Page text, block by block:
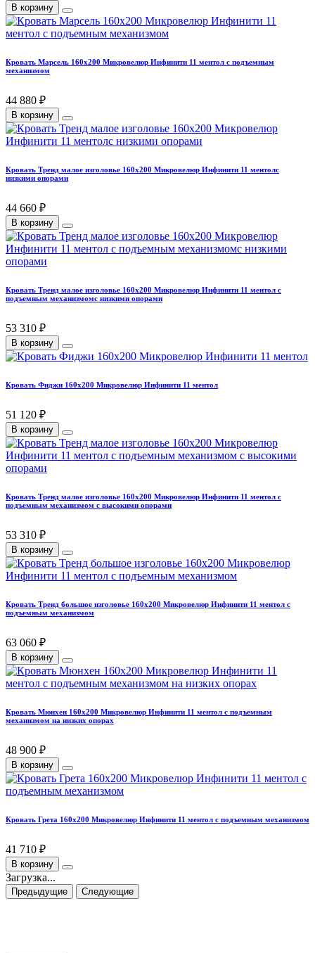
В корзину
Кровать Марсель 160х200 Микровелюр Инфинити 11 ментол с подъемным
механизмом
44 880 ₽
В корзину
Кровать Тренд малое изголовье 160х200 Микровелюр Инфинити 11 ментолс
низкими опорами
44 660 ₽
В корзину
Кровать Тренд малое изголовье 160х200 Микровелюр Инфинити 11 ментол с
подъемным механизмомс низкими опорами
53 310 ₽
В корзину
Кровать Фиджи 160х200 Микровелюр Инфинити 11 ментол
51 120 ₽
В корзину
Кровать Тренд малое изголовье 160х200 Микровелюр Инфинити 11 ментол с
подъемным механизмом с высокими опорами
53 310 ₽
В корзину
Кровать Тренд большое изголовье 160х200 Микровелюр Инфинити 11 ментол с
подъемным механизмом
63 060 ₽
В корзину
Кровать Мюнхен 160х200 Микровелюр Инфинити 11 ментол с подъемным
механизмом на низких опорах
48 900 ₽
В корзину
Кровать Грета 160х200 Микровелюр Инфинити 11 ментол с подъемным механизмом
41 710 ₽
В корзину
Загрузка...
Предыдущие Следующие